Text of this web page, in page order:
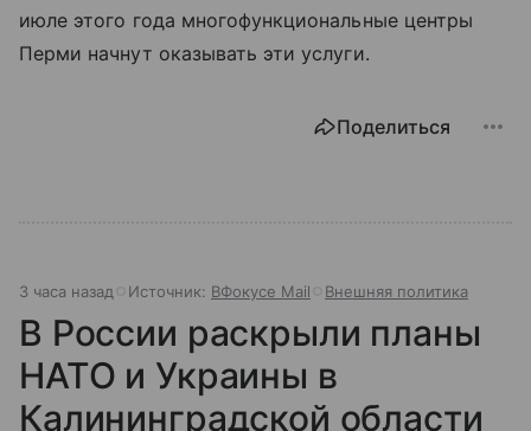
июле этого года многофункциональные центры
Перми начнут оказывать эти услуги.
Поделиться
3 часа назад Источник: ВФокусе Mail Внешняя политика
В России раскрыли планы
НАТО и Украины в
Калининградской области